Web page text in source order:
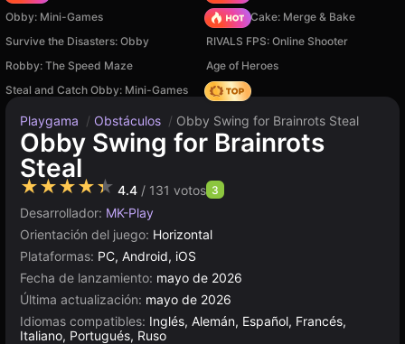
Obby: Mini-Games
Piece of Cake: Merge & Bake
Survive the Disasters: Obby
RIVALS FPS: Online Shooter
Robby: The Speed Maze
Age of Heroes
Steal and Catch Obby: Mini-Games
Hedgies
Playgama / Obstáculos / Obby Swing for Brainrots Steal
Obby Swing for Brainrots
Steal
★★★★★ 4.4 / 131 votos 3
Desarrollador: MK-Play
Orientación del juego: Horizontal
Plataformas: PC, Android, iOS
Fecha de lanzamiento: mayo de 2026
Última actualización: mayo de 2026
Idiomas compatibles: Inglés, Alemán, Español, Francés,
Italiano, Portugués, Ruso